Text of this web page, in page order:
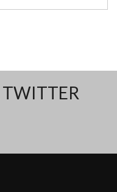
TWITTER